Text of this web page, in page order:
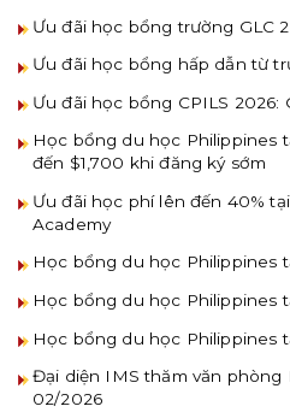
Ưu đãi học bổng trường GLC
Ưu đãi học bổng hấp dẫn từ
Ưu đãi học bổng CPILS 2026:
Học bổng du học Philippines
đến $1,700 khi đăng ký sớm
Ưu đãi học phí lên đến 40%
Academy
Học bổng du học Philippines
Học bổng du học Philippines
Học bổng du học Philippines
Đại diện IMS thăm văn phòng
02/2026